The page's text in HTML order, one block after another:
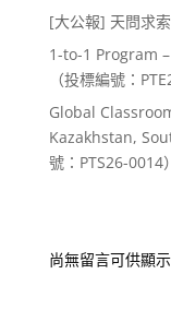
[大公報] 天問求
1-to-1 Program
（投標編號：
Global
Kazakhstan,
號：PTS26-0014）
尚無留言可供顯示